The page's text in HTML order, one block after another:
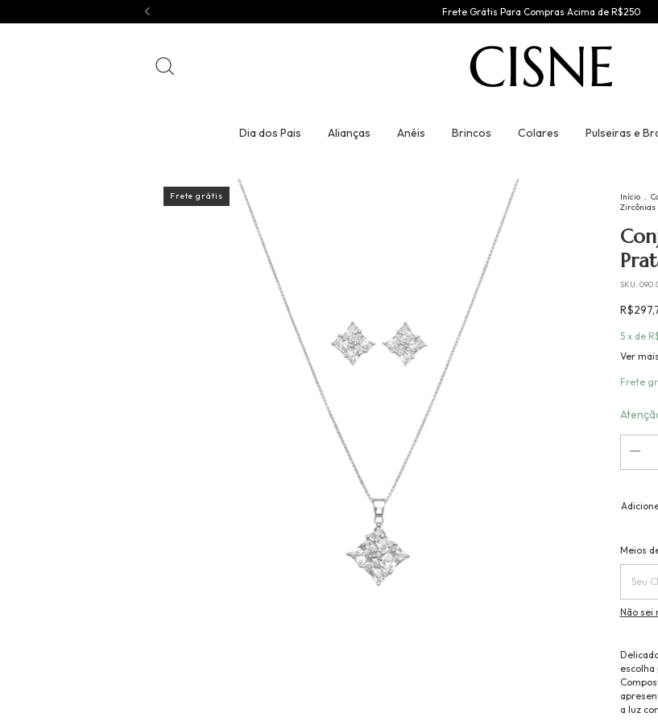
Frete Grátis Para Compras Acima de R$250
Dia dos Pais Alianças Anéis Brincos Colares Pulseiras e
Frete grátis Início .
Zircônias
SKU:
5 x de
Ver
Frete
Meios
Não sei
a luz